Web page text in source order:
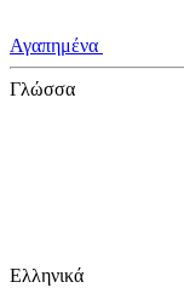
Αγαπημένα
Γλώσσα
Ελληνικά